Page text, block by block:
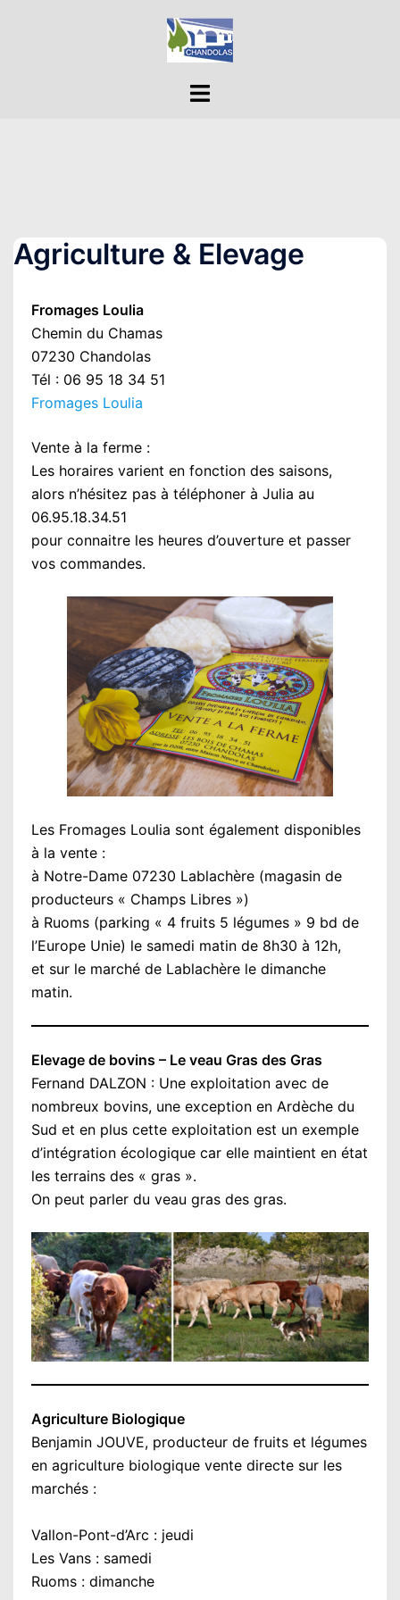
Ouvrir/fermer
Agriculture & Elevage
Fromages Loulia
Chemin du Chamas
07230 Chandolas
Tél : 06 95 18 34 51
Fromages Loulia
Vente à la ferme :
Les horaires varient en fonction des saisons,
alors n’hésitez pas à téléphoner à Julia au
06.95.18.34.51
pour connaitre les heures d’ouverture et passer
vos commandes.
Les Fromages Loulia sont également disponibles
à la vente :
à Notre-Dame 07230 Lablachère (magasin de
producteurs « Champs Libres »)
à Ruoms (parking « 4 fruits 5 légumes » 9 bd de
l’Europe Unie) le samedi matin de 8h30 à 12h,
et sur le marché de Lablachère le dimanche
matin.
Elevage de bovins – Le veau Gras des Gras
Fernand DALZON : Une exploitation avec de
nombreux bovins, une exception en Ardèche du
Sud et en plus cette exploitation est un exemple
d’intégration écologique car elle maintient en état
les terrains des « gras ».
On peut parler du veau gras des gras.
Agriculture Biologique
Benjamin JOUVE, producteur de fruits et légumes
en agriculture biologique vente directe sur les
marchés :
Vallon-Pont-d’Arc : jeudi
Les Vans : samedi
Ruoms : dimanche